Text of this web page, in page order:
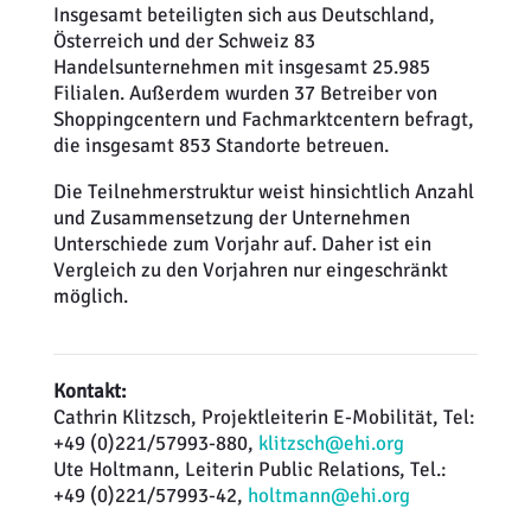
Insgesamt beteiligten sich aus Deutschland,
Österreich und der Schweiz 83
Handelsunternehmen mit insgesamt 25.985
Filialen. Außerdem wurden 37 Betreiber von
Shoppingcentern und Fachmarktcentern befragt,
die insgesamt 853 Standorte betreuen.
Die Teilnehmerstruktur weist hinsichtlich Anzahl
und Zusammensetzung der Unternehmen
Unterschiede zum Vorjahr auf. Daher ist ein
Vergleich zu den Vorjahren nur eingeschränkt
möglich.
Kontakt:
Cathrin Klitzsch, Projektleiterin E-Mobilität, Tel:
+49 (0)221/57993-880, klitzsch@ehi.org
Ute Holtmann, Leiterin Public Relations, Tel.:
+49 (0)221/57993-42, holtmann@ehi.org